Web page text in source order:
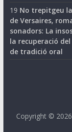
19 No trepitgeu
de Versaires,
sonadors: La
la recuperació
de tradició oral
Copyright © 2026